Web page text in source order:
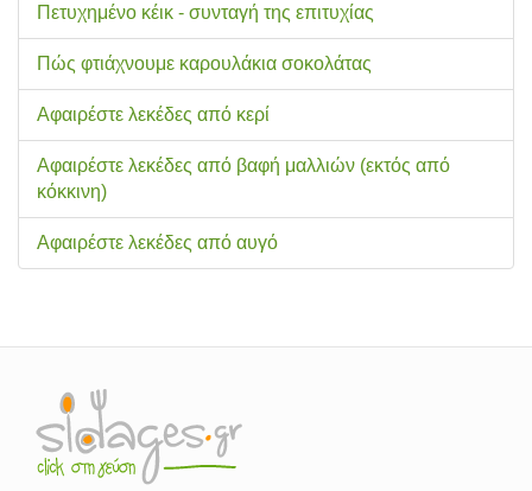
Πετυχημένο κέικ - συνταγή της επιτυχίας
Πώς φτιάχνουμε καρουλάκια σοκολάτας
Αφαιρέστε λεκέδες από κερί
Αφαιρέστε λεκέδες από βαφή μαλλιών (εκτός από
κόκκινη)
Αφαιρέστε λεκέδες από αυγό